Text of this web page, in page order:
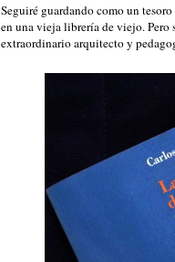
Seguiré guardando como un
en una vieja librería de viejo. Pero
extraordinario arquitecto y